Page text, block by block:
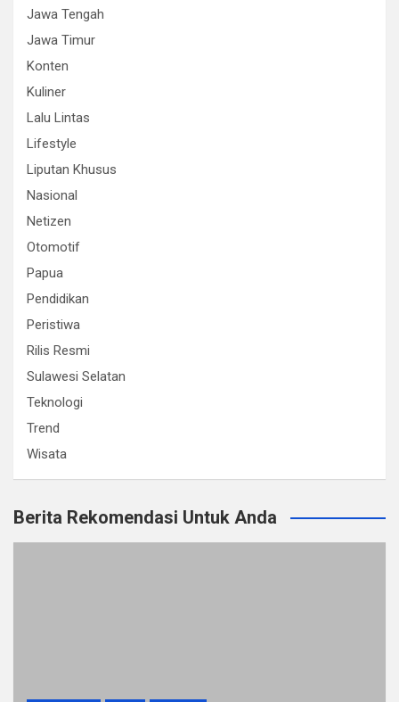
Jawa Tengah
Jawa Timur
Konten
Kuliner
Lalu Lintas
Lifestyle
Liputan Khusus
Nasional
Netizen
Otomotif
Papua
Pendidikan
Peristiwa
Rilis Resmi
Sulawesi Selatan
Teknologi
Trend
Wisata
Berita Rekomendasi Untuk Anda